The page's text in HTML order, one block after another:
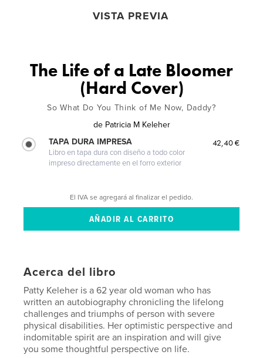
VISTA PREVIA
The Life of a Late Bloomer
(Hard Cover)
So What Do You Think of Me Now, Daddy?
de Patricia M Keleher
TAPA DURA IMPRESA
Libro en tapa dura con diseño a todo color
impreso directamente en el forro exterior
42,40 €
El IVA se agregará al finalizar el pedido.
Acerca del libro
Patty Keleher is a 62 year old woman who has
written an autobiography chronicling the lifelong
challenges and triumphs of person with severe
physical disabilities. Her optimistic perspective and
indomitable spirit are an inspiration and will give
you some thoughtful perspective on life.